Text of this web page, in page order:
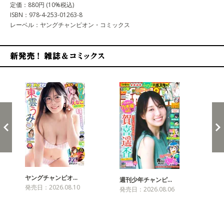
定価：880円 (10%税込)
ISBN：978-4-253-01263-8
レーベル：ヤングチャンピオン・コミックス
ヤングチャンピオ…
発売日：2026.08.10
週刊少年チャンピ…
発売日：2026.08.06